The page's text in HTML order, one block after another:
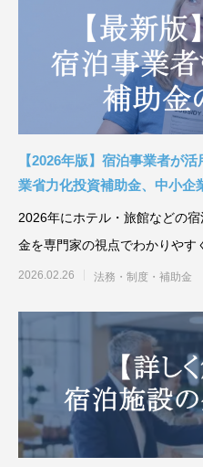
【2026年版】宿泊事業者が
業省力化投資補助金、中小企
ル化・AI導入補助金を徹底解
2026年にホテル・旅館などの
金を専門家の視点でわかりやす
出促進事業、デジタル
2026.02.26 法務・制度・補助金